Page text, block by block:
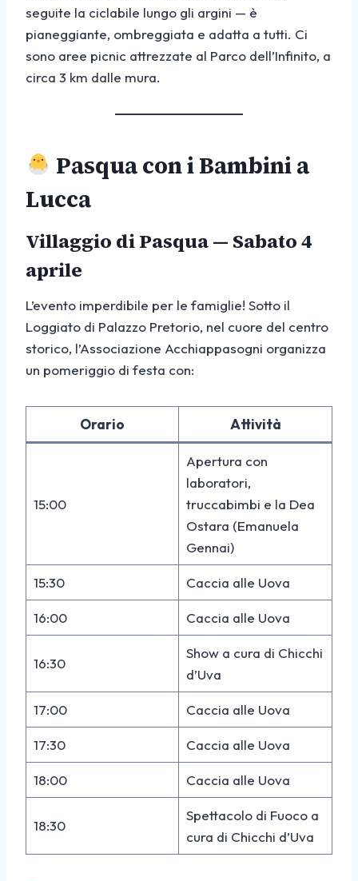
seguite la ciclabile lungo gli argini — è
pianeggiante, ombreggiata e adatta a tutti. Ci
sono aree picnic attrezzate al Parco dell’Infinito, a
circa 3 km dalle mura.
Pasqua con i Bambini a
Lucca
Villaggio di Pasqua — Sabato 4
aprile
L’evento imperdibile per le famiglie! Sotto il
Loggiato di Palazzo Pretorio, nel cuore del centro
storico, l’Associazione Acchiappasogni organizza
un pomeriggio di festa con:
Orario Attività
15:00
Apertura con
laboratori,
truccabimbi e la Dea
Ostara (Emanuela
Gennai)
15:30 Caccia alle Uova
16:00 Caccia alle Uova
16:30
Show a cura di Chicchi
d’Uva
17:00 Caccia alle Uova
17:30 Caccia alle Uova
18:00 Caccia alle Uova
18:30
Spettacolo di Fuoco a
cura di Chicchi d’Uva